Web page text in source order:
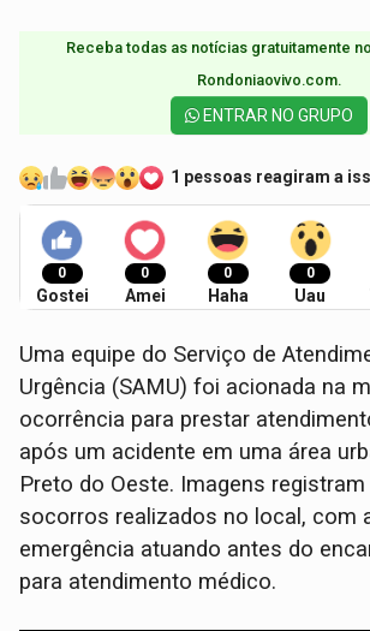
Receba todas as notícias gratuitamente
Rondoniaovivo.com.​
ENTRAR NO GRUPO
1 pessoas reagiram a
0
Gostei
0
Amei
0
Haha
0
Uau
Uma equipe do Serviço de
Urgência (SAMU) foi acionada na
ocorrência para prestar
após um acidente em uma área
Preto do Oeste. Imagens
socorros realizados no local, com
emergência atuando antes do
para atendimento médico.